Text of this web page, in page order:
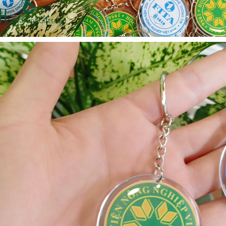
Liên hệ
Mũ bảo hộ hàn quốc
sseda - onehousing
Liên hệ
Vòng đeo tay cao su in
logo - khách hàng sun
Liên hệ
Loa bluetooth kimiso
bs02 - kh vicem
Liên hệ
Móc khóa mica dẻo -
khách hàng viện quản trị
kinh doanh
Liên hệ